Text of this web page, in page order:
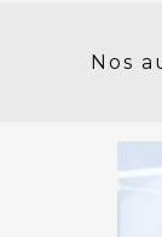
Nos